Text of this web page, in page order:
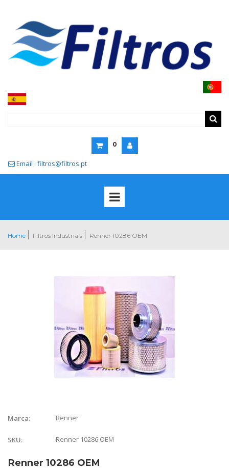
0
 Email : filtros@filtros.pt
Home Filtros Industriais Renner 10286 OEM
Marca: Renner
SKU: Renner 10286 OEM
Renner 10286 OEM